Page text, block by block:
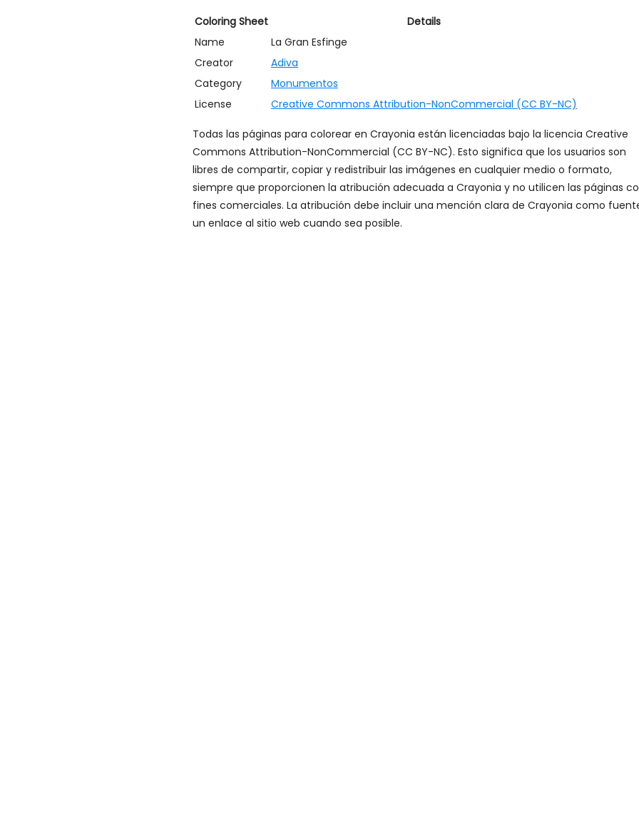
Coloring Sheet
Details
Name
La Gran Esfinge
Creator
Adiva
Category
Monumentos
License
Creative Commons Attribution-NonCommercial (CC BY-NC)
Todas las páginas para colorear en Crayonia están licenciadas bajo la licencia Creative
Commons Attribution-NonCommercial (CC BY-NC). Esto significa que los usuarios son
libres de compartir, copiar y redistribuir las imágenes en cualquier medio o formato,
siempre que proporcionen la atribución adecuada a Crayonia y no utilicen las páginas
fines comerciales. La atribución debe incluir una mención clara de Crayonia como
un enlace al sitio web cuando sea posible.